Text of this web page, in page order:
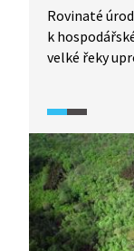
Rovinaté
k
velké řeky
toky
a rameny v
i faunou a
zaplavované
faktory, které
vodní režim